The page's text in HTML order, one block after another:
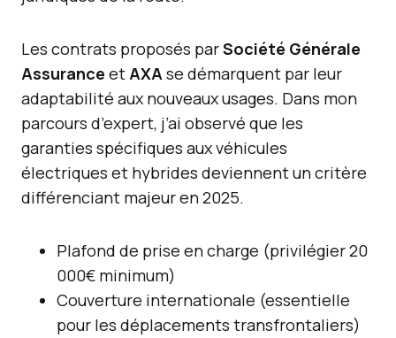
Les contrats proposés parSociété Générale
Assurance etAXAse démarquent par leur
adaptabilité aux nouveaux usages. Dans mon
parcours d’expert, j’ai observé que les
garanties spécifiques aux véhicules
électriques et hybrides deviennent un critère
différenciant majeur en 2025.
Plafond de prise en charge (privilégier 20
000€ minimum)
Couverture internationale (essentielle
pour les déplacements transfrontaliers)